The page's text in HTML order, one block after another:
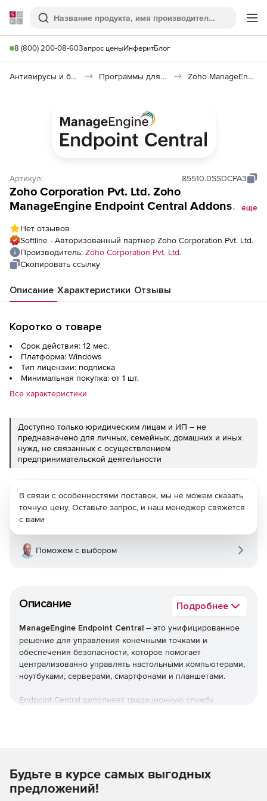
Softline
Поиск
8 (800) 200-08-60Запрос ценыИнферитБлог
Антивирусы и безопасность Программы для защиты информации Zoho ManageEngine Endpoint Central
Артикул: 85510.0SSDCPA3
Zoho Corporation Pvt. Ltd. Zoho
ManageEngine Endpoint Central Addons
Control Addon), for 50 Servers and Single
User License
еще
Нет отзывов
Softline - Авторизованный партнер Zoho Corporation Pvt. Ltd.
Производитель: Zoho Corporation Pvt. Ltd.
Скопировать ссылку
Описание Характеристики Отзывы
Коротко о товаре
Срок действия: 12 мес.
Платформа: Windows
Тип лицензии: подписка
Минимальная покупка: от 1 шт.
Все характеристики
Доступно только юридическим лицам и ИП – не
предназначено для личных, семейных, домашних и иных
нужд, не связанных с осуществлением
предпринимательской деятельности
Описание Подробнее
ManageEngine Endpoint Central – это унифицированное
решение для управления конечными точками и
обеспечения безопасности, которое помогает
централизованно управлять настольными компьютерами,
ноутбуками, серверами, смартфонами и планшетами.
Endpoint Central дополняет традиционную службу
образов и развертывание ОС. Кроме того,решение
позволяет управлять активами и лицензиями на ПО,
отслеживать статистику использования ПО, управлять
В связи с особенностями поставок, мы не можем сказать
точную цену. Оставьте запрос, и наш менеджер свяжется
с вами
Поможем с выбором
Будьте в курсе самых выгодных
предложений!